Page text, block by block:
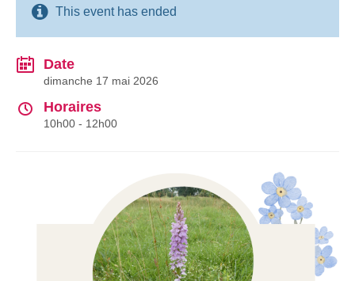
This event has ended
Date
dimanche 17 mai 2026
Horaires
10h00 - 12h00